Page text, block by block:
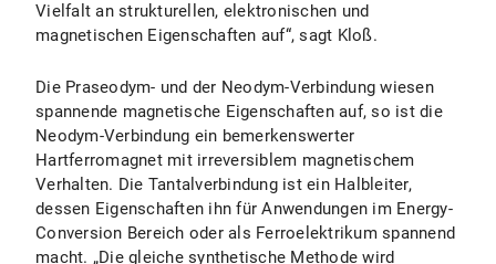
Vielfalt an strukturellen, elektronischen und
magnetischen Eigenschaften auf“, sagt Kloß.
Die Praseodym- und der Neodym-Verbindung wiesen
spannende magnetische Eigenschaften auf, so ist die
Neodym-Verbindung ein bemerkenswerter
Hartferromagnet mit irreversiblem magnetischem
Verhalten. Die Tantalverbindung ist ein Halbleiter,
dessen Eigenschaften ihn für Anwendungen im Energy-
Conversion Bereich oder als Ferroelektrikum spannend
macht. „Die gleiche synthetische Methode wird